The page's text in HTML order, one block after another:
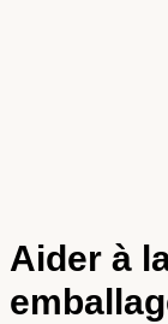
Aider à